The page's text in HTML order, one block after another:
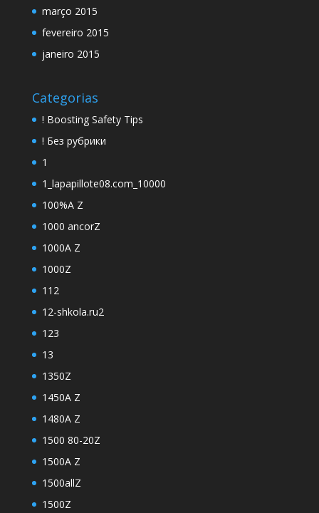
março 2015
fevereiro 2015
janeiro 2015
Categorias
! Boosting Safety Tips
! Без рубрики
1
1_lapapillote08.com_10000
100%A Z
1000 ancorZ
1000A Z
1000Z
112
12-shkola.ru2
123
13
1350Z
1450A Z
1480A Z
1500 80-20Z
1500A Z
1500allZ
1500Z